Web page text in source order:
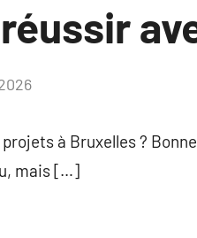
à Bruxelles ?
mais […]